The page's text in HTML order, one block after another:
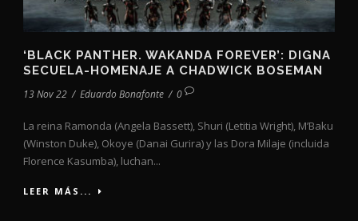
‘BLACK PANTHER. WAKANDA FOREVER’: DIGNA
SECUELA-HOMENAJE A CHADWICK BOSEMAN
13 Nov 22 / Eduardo Bonafonte / 0
La reina Ramonda (Angela Bassett), Shuri (Letitia Wright), M’Baku
(Winston Duke), Okoye (Danai Gurira) y las Dora Milaje (incluida
Florence Kasumba), luchan...
LEER MÁS...